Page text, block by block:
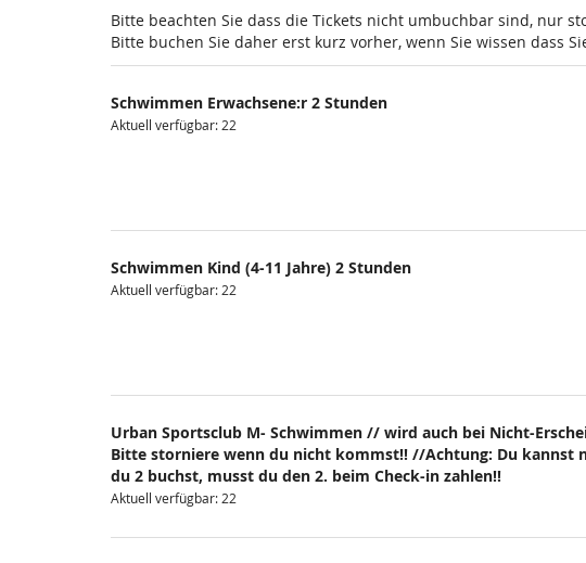
Bitte beachten Sie dass die Tickets nicht umbuchbar sind, nur
Bitte buchen Sie daher erst kurz vorher, wenn Sie wissen dass
Schwimmen Erwachsene:r 2 Stunden
Aktuell verfügbar: 22
Schwimmen Kind (4-11 Jahre) 2 Stunden
Aktuell verfügbar: 22
Urban Sportsclub M- Schwimmen // wird auch bei Nicht-
Bitte storniere wenn du nicht kommst!! //Achtung: Du kannst
du 2 buchst, musst du den 2. beim Check-in zahlen!!
Aktuell verfügbar: 22